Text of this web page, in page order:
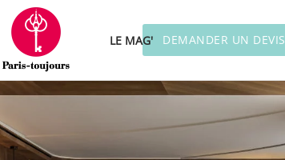
LE MAG' DEMANDER UN DEVIS